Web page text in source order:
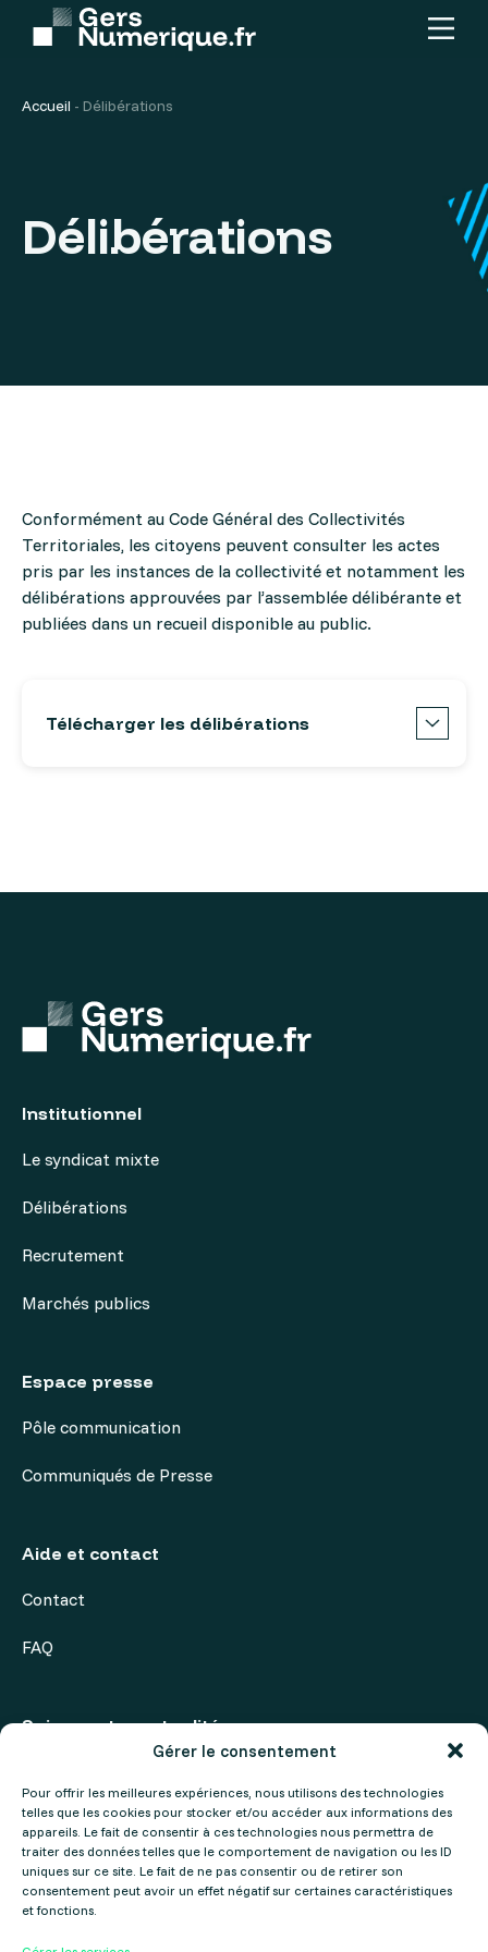
Gérer le consentement
Pour offrir les meilleures expériences, nous utilisons des technologies
telles que les cookies pour stocker et/ou accéder aux informations des
appareils. Le fait de consentir à ces technologies nous permettra de
traiter des données telles que le comportement de navigation ou les ID
uniques sur ce site. Le fait de ne pas consentir ou de retirer son
consentement peut avoir un effet négatif sur certaines caractéristiques
et fonctions.
Contenu
principal
Menu
Accueil - Délibérations
Délibérations
Conformément au Code Général des Collectivités
Territoriales, les citoyens peuvent consulter les actes
pris par les instances de la collectivité et notamment les
délibérations approuvées par l’assemblée délibérante et
publiées dans un recueil disponible au public.
Télécharger les délibérations
Institutionnel
Le syndicat mixte
Délibérations
Recrutement
Marchés publics
Espace presse
Pôle communication
Communiqués de Presse
Aide et contact
Contact
FAQ
Suivez notre actualité
Agenda